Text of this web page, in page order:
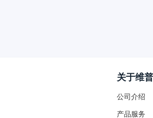
关于维普
公司介绍
产品服务